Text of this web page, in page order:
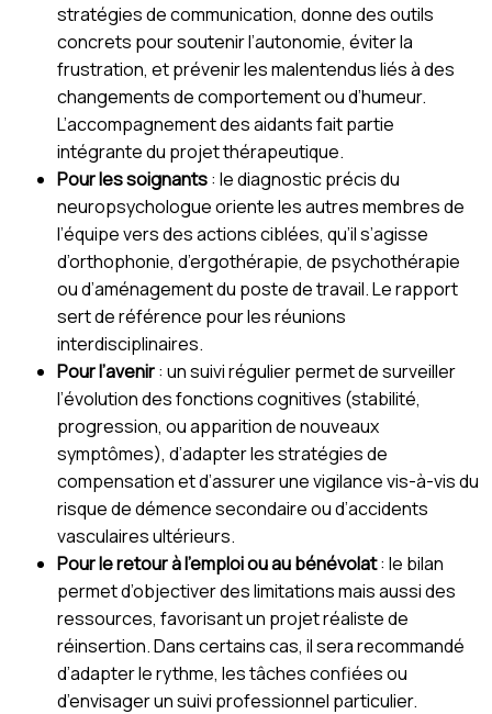
stratégies de communication, donne des outils
concrets pour soutenir l’autonomie, éviter la
frustration, et prévenir les malentendus liés à des
changements de comportement ou d’humeur.
L’accompagnement des aidants fait partie
intégrante du projet thérapeutique.
Pour les soignants: le diagnostic précis du
neuropsychologue oriente les autres membres de
l’équipe vers des actions ciblées, qu’il s’agisse
d’orthophonie, d’ergothérapie, de psychothérapie
ou d’aménagement du poste de travail. Le rapport
sert de référence pour les réunions
interdisciplinaires.
Pour l’avenir: un suivi régulier permet de surveiller
l’évolution des fonctions cognitives (stabilité,
progression, ou apparition de nouveaux
symptômes), d’adapter les stratégies de
compensation et d’assurer une vigilance vis-à-vis du
risque de démence secondaire ou d’accidents
vasculaires ultérieurs.
Pour le retour à l’emploi ou au bénévolat: le bilan
permet d’objectiver des limitations mais aussi des
ressources, favorisant un projet réaliste de
réinsertion. Dans certains cas, il sera recommandé
d’adapter le rythme, les tâches confiées ou
d’envisager un suivi professionnel particulier.